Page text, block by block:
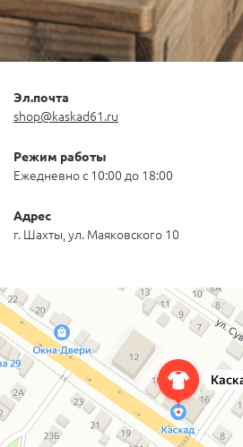
Эл.почта
shop@kaskad61.ru
Режим работы
Ежедневно с 10:00 до 18:00
Адрес
г. Шахты, ул. Маяковского 10